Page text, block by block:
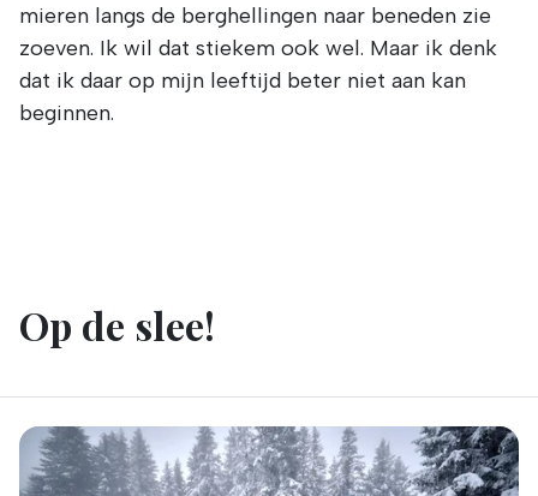
mieren langs de berghellingen naar beneden zie
zoeven. Ik wil dat stiekem ook wel. Maar ik denk
dat ik daar op mijn leeftijd beter niet aan kan
beginnen.
Op de slee!